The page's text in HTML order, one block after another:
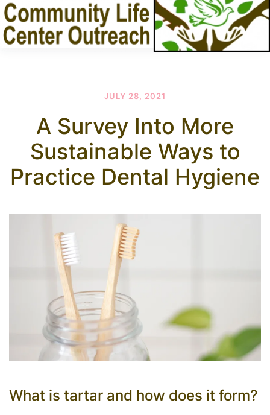
JULY 28, 2021
A Survey Into More
Sustainable Ways to
Practice Dental Hygiene
What is tartar and how does it form?